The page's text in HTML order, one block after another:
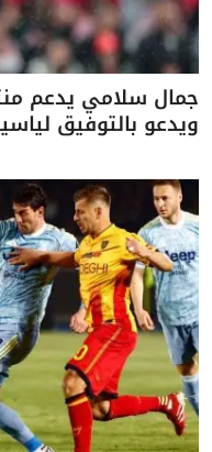
جمال سلامي يدعم
ويدعو بالتوفيق